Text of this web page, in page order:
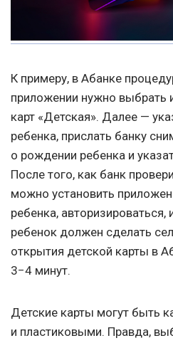
К примеру, в Абанке
приложении нужно выбрать
карт «Детская». Далее —
ребенка, прислать банку
о рождении ребенка и
После того, как банк
можно установить
ребенка,
ребенок должен сделать
открытия детской карты в
3−4 минут.
Детские карты могут быть
и пластиковыми. Правда,